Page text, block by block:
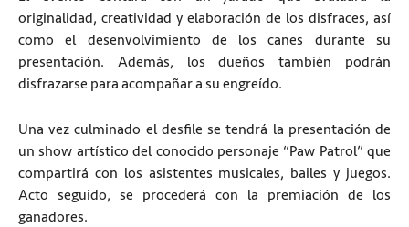
originalidad, creatividad y elaboración de los disfraces, así
como el desenvolvimiento de los canes durante su
presentación. Además, los dueños también podrán
disfrazarse para acompañar a su engreído.
Una vez culminado el desfile se tendrá la presentación de
un show artístico del conocido personaje “Paw Patrol” que
compartirá con los asistentes musicales, bailes y juegos.
Acto seguido, se procederá con la premiación de los
ganadores.